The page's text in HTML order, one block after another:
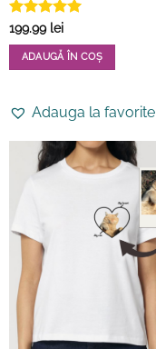
Evaluat la
5din 5
199.99 lei
ADAUGĂ ÎN COȘ
are
multe
variații.
fi
alese
pagina
produsului.
Adauga la favorite